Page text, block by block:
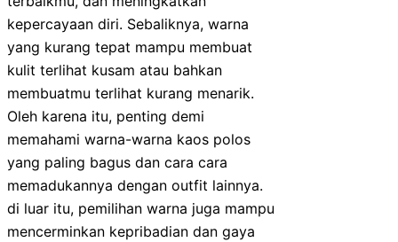
kepercayaan diri. Sebaliknya, warna
yang kurang tepat mampu membuat
kulit terlihat kusam atau bahkan
membuatmu terlihat kurang menarik.
Oleh karena itu, penting demi
memahami warna-warna kaos polos
yang paling bagus dan cara cara
memadukannya dengan outfit lainnya.
di luar itu, pemilihan warna juga mampu
mencerminkan kepribadian dan gaya